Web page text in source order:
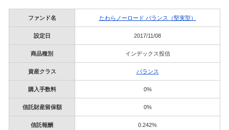
ファンド名 たわらノーロード バランス（堅実型）
設定日 2017/11/08
商品種別 インデックス投信
資産クラス バランス
購入手数料 0%
信託財産留保額 0%
信託報酬 0.242%